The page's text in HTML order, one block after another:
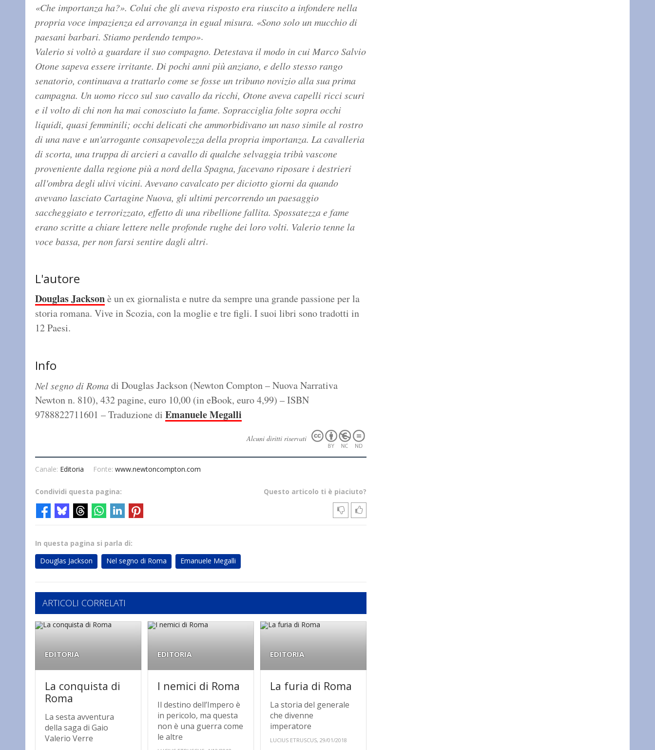
«Che importanza ha?». Colui che gli aveva risposto era riuscito a infondere nella
propria voce impazienza ed arrovanza in egual misura. «Sono solo un mucchio di
paesani barbari. Stiamo perdendo tempo».
Valerio si voltò a guardare il suo compagno. Detestava il modo in cui Marco Salvio
Otone sapeva essere irritante. Di pochi anni più anziano, e dello stesso rango
senatorio, continuava a trattarlo come se fosse un tribuno novizio alla sua prima
campagna. Un uomo ricco sul suo cavallo da ricchi, Otone aveva capelli ricci scuri
e il volto di chi non ha mai conosciuto la fame. Sopracciglia folte sopra occhi
liquidi, quasi femminili; occhi delicati che ammorbidivano un naso simile al rostro
di una nave e un'arrogante consapevolezza della propria importanza. La cavalleria
di scorta, una truppa di arcieri a cavallo di qualche selvaggia tribù vascone
proveniente dalla regione più a nord della Spagna, facevano riposare i destrieri
all'ombra degli ulivi vicini. Avevano cavalcato per diciotto giorni da quando
avevano lasciato Cartagine Nuova, gli ultimi percorrendo un paesaggio
saccheggiato e terrorizzato, effetto di una ribellione fallita. Spossatezza e fame
erano scritte a chiare lettere nelle profonde rughe dei loro volti. Valerio tenne la
voce bassa, per non farsi sentire dagli altri.
L'autore
Douglas Jacksonè un ex giornalista e nutre da sempre una grande passione per la
storia romana. Vive in Scozia, con la moglie e tre figli. I suoi libri sono tradotti in
12 Paesi.
Info
Nel segno di Romadi Douglas Jackson (Newton Compton – Nuova Narrativa
Newton n. 810), 432 pagine, euro 10,00 (in eBook, euro 4,99) – ISBN
9788822711601 – Traduzione di Emanuele Megalli
Alcuni diritti riservati
Canale: Editoria Fonte: www.newtoncompton.com
Questo articolo ti è piaciuto?
Condividi questa pagina:
In questa pagina si parla di:
Douglas Jackson
Nel segno di Roma Emanuele Megalli
ARTICOLI CORRELATI
EDITORIA
La conquista di
Roma
La sesta avventura
della saga di Gaio
Valerio Verre
EDITORIA
I nemici di Roma
Il destino dell’Impero è
in pericolo, ma questa
non è una guerra come
le altre
EDITORIA
La furia di Roma
La storia del generale
che divenne
imperatore
LUCIUS ETRUSCUS, 29/01/2018